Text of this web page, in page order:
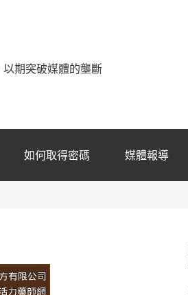
期突破媒體的壟斷
如何取得密碼 媒體報導